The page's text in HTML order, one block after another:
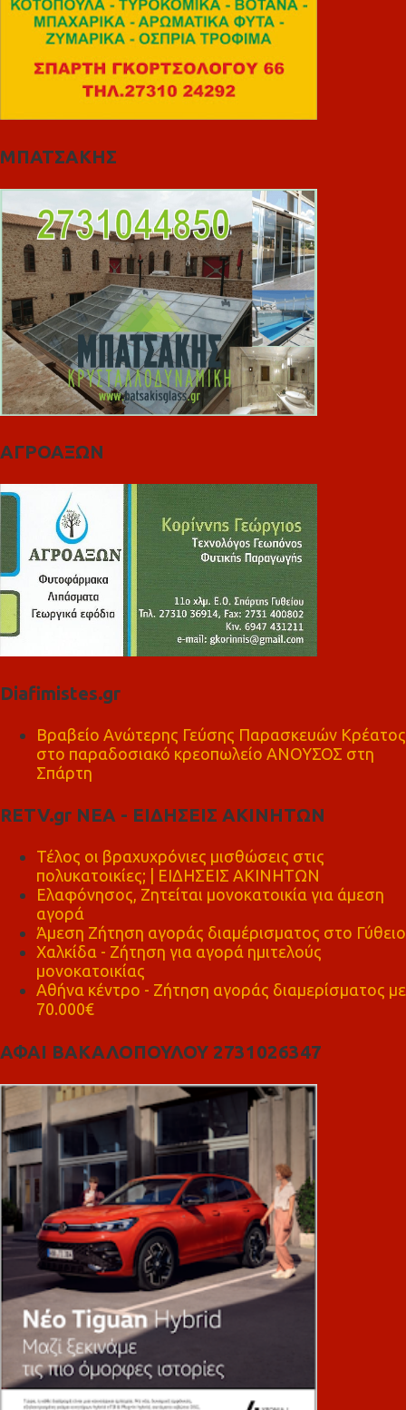
ΜΠΑΤΣΑΚΗΣ
ΑΓΡΟΑΞΩΝ
Diafimistes.gr
Βραβείο Ανώτερης Γεύσης Παρασκευών Κρέατος
στο παραδοσιακό κρεοπωλείο ΑΝΟΥΣΟΣ στη
Σπάρτη
RETV.gr ΝΕΑ - ΕΙΔΗΣΕΙΣ ΑΚΙΝΗΤΩΝ
Τέλος οι βραχυχρόνιες μισθώσεις στις
πολυκατοικίες; | ΕΙΔΗΣΕΙΣ ΑΚΙΝΗΤΩΝ
Ελαφόνησος, Ζητείται μονοκατοικία για άμεση
αγορά
Άμεση Ζήτηση αγοράς διαμέρισματος στο Γύθειο
Χαλκίδα - Ζήτηση για αγορά ημιτελούς
μονοκατοικίας
Αθήνα κέντρο - Ζήτηση αγοράς διαμερίσματος με
70.000€
ΑΦΑΙ ΒΑΚΑΛΟΠΟΥΛΟΥ 2731026347